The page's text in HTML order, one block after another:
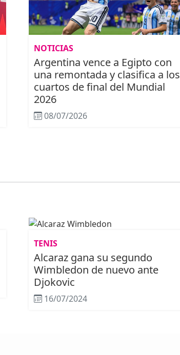
NOTICIAS
Argentina vence a Egipto con
una remontada y clasifica a los
cuartos de final del Mundial
2026
08/07/2026
TENIS
Alcaraz gana su segundo
Wimbledon de nuevo ante
Djokovic
16/07/2024